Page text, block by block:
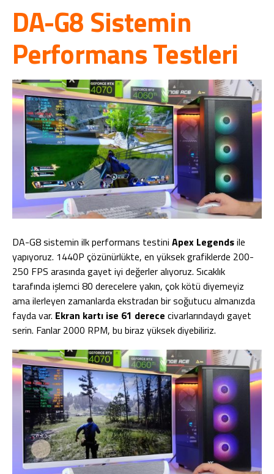
DA-G8 Sistemin
Performans Testleri
DA-G8 sistemin ilk performans testini Apex Legendsile
yapıyoruz. 1440P çözünürlükte, en yüksek grafiklerde 200-
250 FPS arasında gayet iyi değerler alıyoruz. Sıcaklık
tarafında işlemci 80 derecelere yakın, çok kötü diyemeyiz
ama ilerleyen zamanlarda ekstradan bir soğutucu almanızda
fayda var. Ekran kartı ise 61 derece civarlarındaydı gayet
serin. Fanlar 2000 RPM, bu biraz yüksek diyebiliriz.